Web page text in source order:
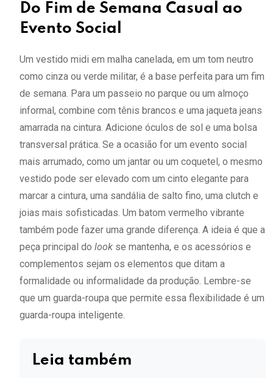
Do Fim de Semana Casual ao
Evento Social
Um vestido midi em malha canelada, em um tom neutro
como cinza ou verde militar, é a base perfeita para um fim
de semana. Para um passeio no parque ou um almoço
informal, combine com tênis brancos e uma jaqueta jeans
amarrada na cintura. Adicione óculos de sol e uma bolsa
transversal prática. Se a ocasião for um evento social
mais arrumado, como um jantar ou um coquetel, o mesmo
vestido pode ser elevado com um cinto elegante para
marcar a cintura, uma sandália de salto fino, uma clutch e
joias mais sofisticadas. Um batom vermelho vibrante
também pode fazer uma grande diferença. A ideia é que a
peça principal do look se mantenha, e os acessórios e
complementos sejam os elementos que ditam a
formalidade ou informalidade da produção. Lembre-se
que um guarda-roupa que permite essa flexibilidade é um
guarda-roupa inteligente.
Leia também